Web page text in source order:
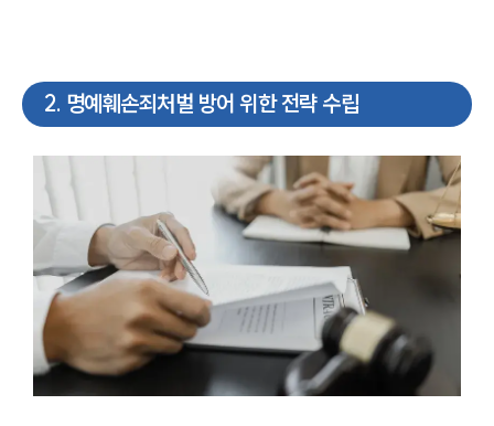
2. 명예훼손죄처벌 방어 위한 전략 수립